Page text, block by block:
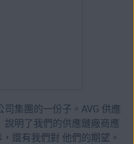
司集團的一份子。AVG 供應
說明了我們的供應鏈廠商應
還有我們對 他們的期望。